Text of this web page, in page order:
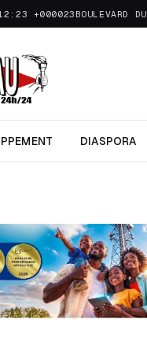
+000023 BOULEVARD
DIASPORA